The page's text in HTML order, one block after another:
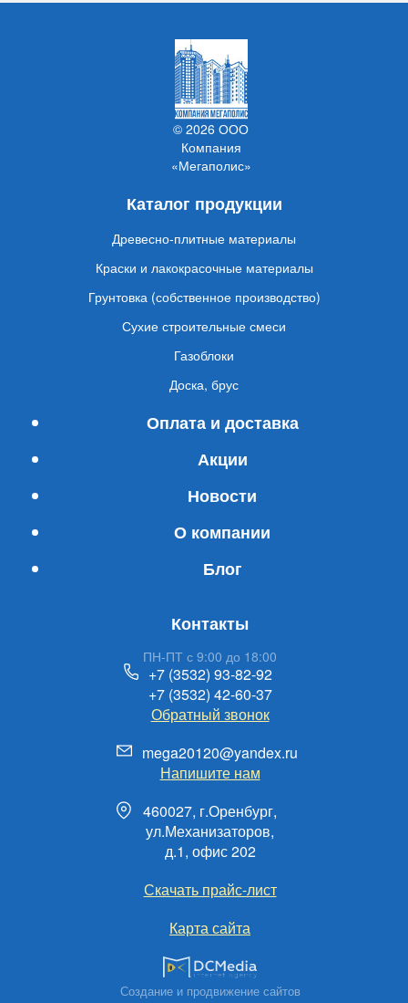
© 2026 ООО
Компания
«Мегаполис»
Каталог продукции
Древесно-плитные материалы
Краски и лакокрасочные материалы
Грунтовка (собственное производство)
Сухие строительные смеси
Газоблоки
Доска, брус
Оплата и доставка
Акции
Новости
О компании
Блог
Контакты
ПН-ПТ с 9:00 до 18:00
+7 (3532) 93-82-92
+7 (3532) 42-60-37
Обратный звонок
mega20120@yandex.ru
Напишите нам
460027, г.Оренбург,
ул.Механизаторов,
д.1, офис 202
Скачать прайс-лист
Карта сайта
Создание и продвижение сайтов